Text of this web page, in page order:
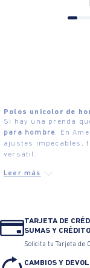
Polos unicolor de
Si hay una prenda
para hombre. En
ajustes impecables,
versátil.
TARJETA DE
SUMAS Y
Solicita tu Tarjeta de
CAMBIOS Y